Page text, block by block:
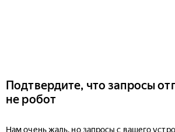
Подтвердите, что запросы
не робот
Нам очень жаль, но запросы с вашего